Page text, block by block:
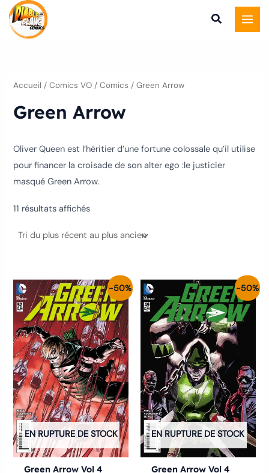
Aller
contenu
Accueil /Comics VO /Comics / Green Arrow
Green Arrow
Oliver Queen est l’héritier d’une fortune colossale qu’il utilise
pour financer la croisade de son alter ego :le justicier
masqué Green Arrow.
11 résultats affichés
-50%
EN RUPTURE DE STOCK
Green Arrow Vol 4
Le
prix
initial
était :
4.00€.
Le
prix
actuel
est :
2.00€.
-50%
EN RUPTURE DE STOCK
Green Arrow Vol 4
Le
prix
initial
était :
4.00€.
Le
prix
actuel
est :
2.00€.